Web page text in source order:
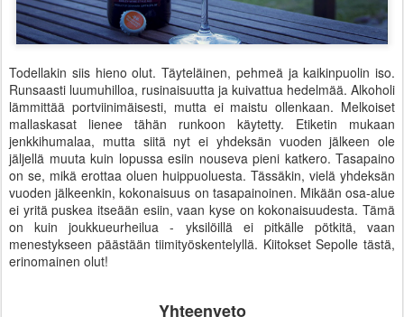
Todellakin siis hieno olut. Täyteläinen, pehmeä ja kaikinpuolin iso.
Runsaasti luumuhilloa, rusinaisuutta ja kuivattua hedelmää. Alkoholi
lämmittää portviinimäisesti, mutta ei maistu ollenkaan. Melkoiset
mallaskasat lienee tähän runkoon käytetty. Etiketin mukaan
jenkkihumalaa, mutta siitä nyt ei yhdeksän vuoden jälkeen ole
jäljellä muuta kuin lopussa esiin nouseva pieni katkero. Tasapaino
on se, mikä erottaa oluen huippuoluesta. Tässäkin, vielä yhdeksän
vuoden jälkeenkin, kokonaisuus on tasapainoinen. Mikään osa-alue
ei yritä puskea itseään esiin, vaan kyse on kokonaisuudesta. Tämä
on kuin joukkueurheilua - yksilöillä ei pitkälle pötkitä, vaan
menestykseen päästään tiimityöskentelyllä. Kiitokset Sepolle tästä,
erinomainen olut!
Yhteenveto